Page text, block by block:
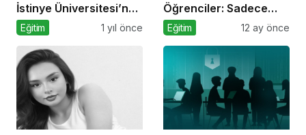
İstinye Üniversitesi’nde
Dijital Medya
Konuğu Oldu
Eğitim 1 yıl önce
Öğrenciler: Sadece
Ülke Değil, Bakış Açısı
Eğitim 12 ay önce